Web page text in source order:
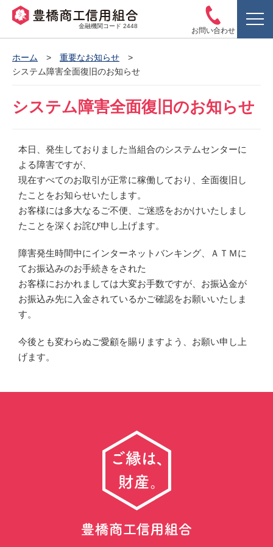
金融機関コード 2448
お問い合わせ
ホーム
重要なお知らせ
システム障害全面復旧のお知らせ
システム障害全面復旧のお知らせ
本日、発生しておりました当組合のシステムセンターに
よる障害ですが、
現在すべてのお取引が正常に稼働しており、全面復旧し
たことをお知らせいたします。
お客様には多大なるご不便、ご迷惑をおかけいたしまし
たことを深くお詫び申し上げます。
障害発生時間中にインターネットバンキング、ＡＴＭに
てお振込みのお手続きをされた
お客様におかれましては大変お手数ですが、お振込金が
お振込み先に入金されているかご確認をお願いいたしま
す。
今後とも変わらぬご愛顧を賜りますよう、お願い申し上
げます。